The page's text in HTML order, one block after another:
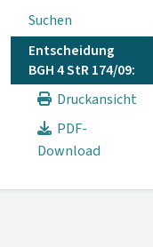
Suchen
Entscheidung
BGH 4 StR 174/09:
Druckansicht
PDF-
Download